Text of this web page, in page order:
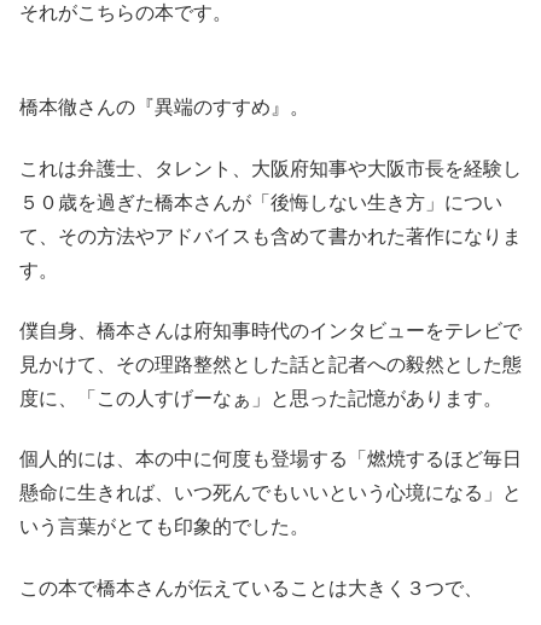
それがこちらの本です。
橋本徹さんの『異端のすすめ』。
これは弁護士、タレント、大阪府知事や大阪市長を経験し
５０歳を過ぎた橋本さんが「後悔しない生き方」につい
て、その方法やアドバイスも含めて書かれた著作になりま
す。
僕自身、橋本さんは府知事時代のインタビューをテレビで
見かけて、その理路整然とした話と記者への毅然とした態
度に、「この人すげーなぁ」と思った記憶があります。
個人的には、本の中に何度も登場する「燃焼するほど毎日
懸命に生きれば、いつ死んでもいいという心境になる」と
いう言葉がとても印象的でした。
この本で橋本さんが伝えていることは大きく３つで、